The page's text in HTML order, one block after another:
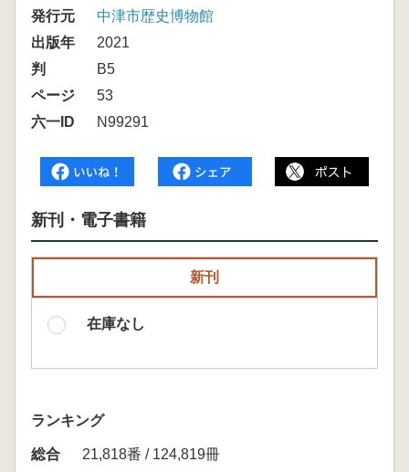
発行元
中津市歴史博物館
出版年
2021
判
B5
ページ
53
六一ID
N99291
新刊・電子書籍
新刊
在庫なし
ランキング
総合
21,818番 / 124,819冊